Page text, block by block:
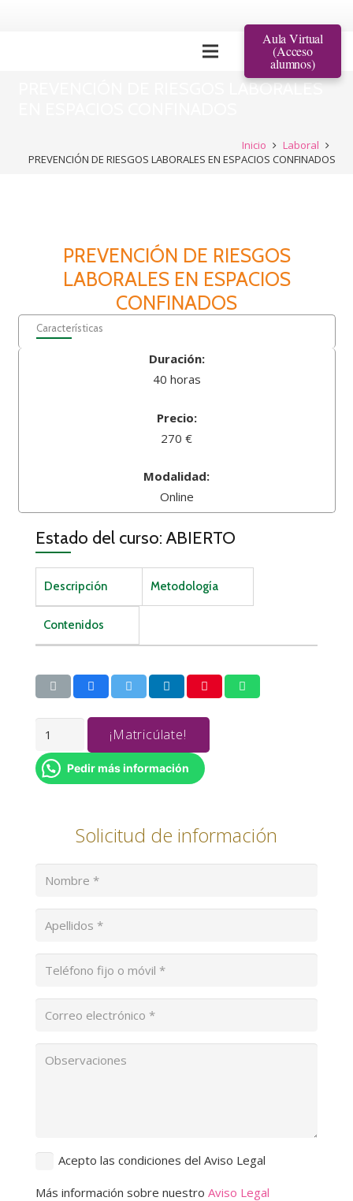
Aula Virtual
(Acceso
alumnos)
PREVENCIÓN DE RIESGOS LABORALES
Inicio
Laboral
PREVENCIÓN DE RIESGOS LABORALES EN ESPACIOS CONFINADOS
PREVENCIÓN DE RIESGOS
LABORALES EN ESPACIOS
CONFINADOS
Características
Duración:
40 horas
Precio:
270 €
Modalidad:
Online
Estado del curso: ABIERTO
Descripción Metodología
Contenidos
PREVENCIÓN
RIESGOS
LABORALES
ESPACIOS
¡Matricúlate!
Pedir más información
Solicitud de información
Acepto las condiciones del Aviso Legal
Más información sobre nuestro Aviso Legal